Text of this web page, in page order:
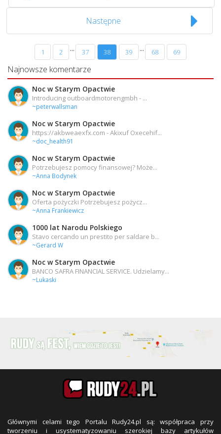
Następne
1 2 ... 37 38 39 ... 68 69
Najnowsze komentarze
Noc w Starym Opactwie
Introducing outboardmotorengmbh - ...
~peterwallsman
Noc w Starym Opactwie
https://akbweaexfx.com - Akixuf Oxecehif...
~doc_health91
Noc w Starym Opactwie
Potrzebujesz pomocy finansowej? Może...
~Anna Bodynek
Noc w Starym Opactwie
Oferta pożyczki Potrzebujesz pożycz...
~Anna Frankiewicz
1000 lat Narodu Polskiego
Stavo cercando un prestito per saldare b...
~Gerard W
Noc w Starym Opactwie
BANCO SAFRA FINANCIAL SERVICE. Udzielamy...
~Lukaski
Głównymi celami tego Portalu Rudy24.pl są: współpraca przy
tworzeniu i usystematyzowaniu szerokiej bazy artykułów